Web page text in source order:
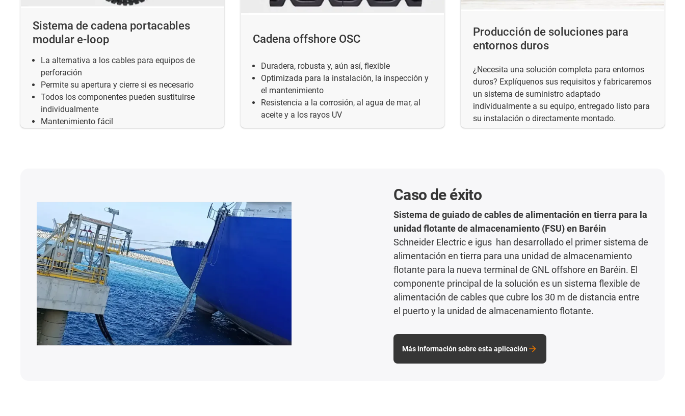
Sistema de cadena portacables
modular e-loop
La alternativa a los cables para equipos de
perforación
Permite su apertura y cierre si es necesario
Todos los componentes pueden sustituirse
individualmente
Mantenimiento fácil
Cadena offshore OSC
Duradera, robusta y, aún así, flexible
Optimizada para la instalación, la inspección y
el mantenimiento
Resistencia a la corrosión, al agua de mar, al
aceite y a los rayos UV
Producción de soluciones para
entornos duros
¿Necesita una solución completa para entornos
duros? Explíquenos sus requisitos y fabricaremos
un sistema de suministro adaptado
individualmente a su equipo, entregado listo para
su instalación o directamente montado.
Caso de éxito
Sistema de guiado de cables de alimentación en tierra para la
unidad flotante de almacenamiento (FSU) en Baréin
Schneider Electric e igus han desarrollado el primer sistema de
alimentación en tierra para una unidad de almacenamiento
flotante para la nueva terminal de GNL offshore en Baréin. El
componente principal de la solución es un sistema flexible de
alimentación de cables que cubre los 30 m de distancia entre
el puerto y la unidad de almacenamiento flotante.
Más información sobre esta aplicación